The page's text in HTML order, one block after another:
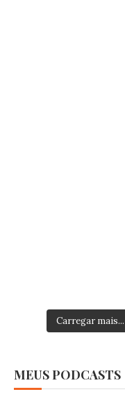
Carregar mais...
MEUS PODCASTS